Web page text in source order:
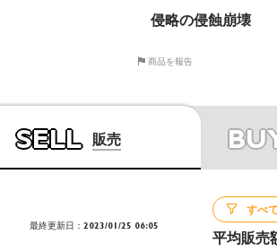
侵略の侵蝕崩壊
商品を報告
SELL 販売
最終更新日：2023/01/25 06:05
すべ
平均販売